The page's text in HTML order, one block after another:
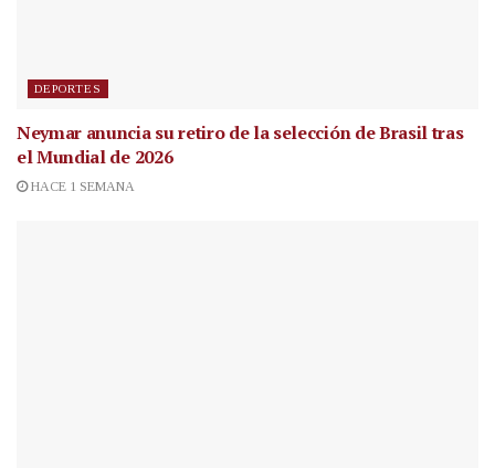
DEPORTES
Neymar anuncia su retiro de la selección de Brasil tras
el Mundial de 2026
HACE 1 SEMANA